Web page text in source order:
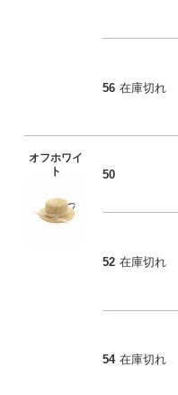
56 在庫切れ
オフホワイ
ト
50
52 在庫切れ
54 在庫切れ